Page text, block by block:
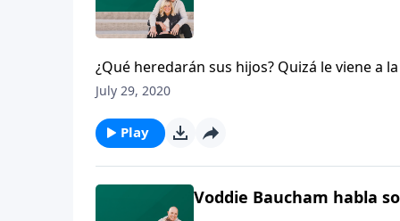
¿Qué heredarán sus hijos? Quizá le viene a
importante que usted le dejará a la próxima
hijos. Alguien dijo que con demasiada
escribirán en nuestras lápidas. Dentro de
July 29, 2020
Play
Voddie Baucham habla